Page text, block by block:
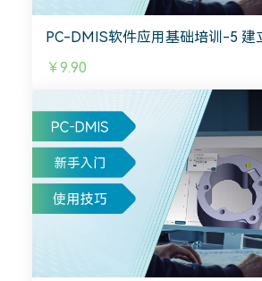
PC-DMIS软件应用基础培训-5 建
￥9.90